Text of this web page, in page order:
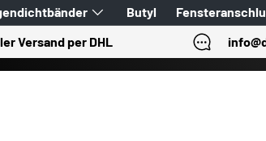
Butyl
Werkzeuge Alle Kategorien
Versand per DHL